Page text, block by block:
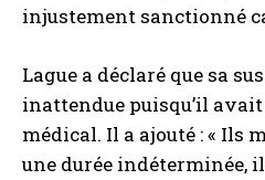
injustement sanctionné
Lague a déclaré que sa
inattendue puisqu’il
médical. Il a ajouté : « Ils
une durée indéterminée,